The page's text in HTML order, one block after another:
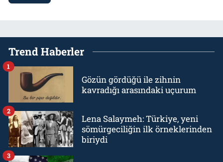
Trend Haberler
Gözün gördüğü ile zihnin
kavradığı arasındaki uçurum
1
Lena Salaymeh: Türkiye, yeni
sömürgeciliğin ilk örneklerinden
biriydi
2
3